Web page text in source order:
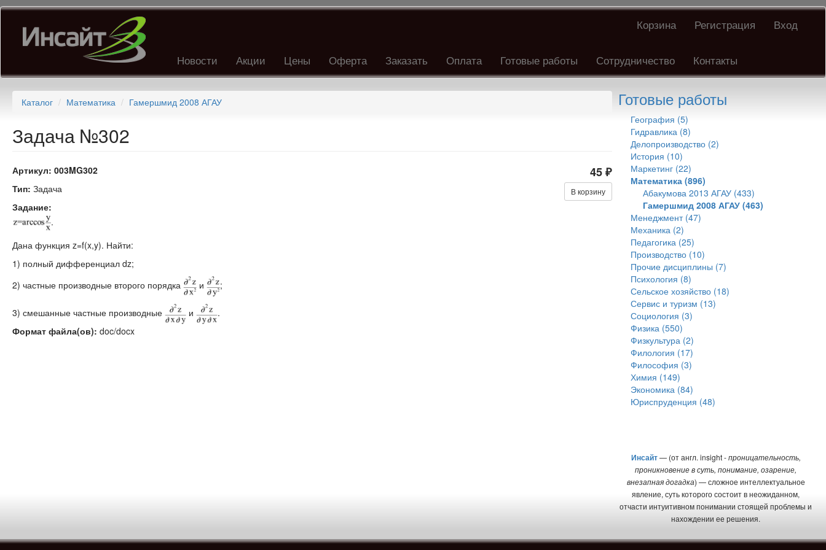
Перейти
основному
содержанию
Корзина Регистрация Вход
Новости Акции Цены Оферта Заказать Оплата Готовые работы Сотрудничество Контакты
Каталог Математика Гамершмид 2008 АГАУ
Задача №302
Артикул: 003MG302 45 ₽
В корзину
Тип: Задача
Задание:
.
Дана функция z=f(x,y). Найти:
1) полный дифференциал dz;
2) частные производные второго порядка
и ;
3) смешанные частные производные и
.
Формат файла(ов): doc/docx
Готовые работы
География (5)
Гидравлика (8)
Делопроизводство (2)
История (10)
Маркетинг (22)
Математика (896)
Абакумова 2013 АГАУ (433)
Гамершмид 2008 АГАУ (463)
Менеджмент (47)
Механика (2)
Педагогика (25)
Производство (10)
Прочие дисциплины (7)
Психология (8)
Сельское хозяйство (18)
Сервис и туризм (13)
Социология (3)
Физика (550)
Физкультура (2)
Филология (17)
Философия (3)
Химия (149)
Экономика (84)
Юриспруденция (48)
Инсайт— (от англ. insight -проницательность,
проникновение в суть, понимание, озарение,
внезапная догадка) — сложное интеллектуальное
явление, суть которого состоит в неожиданном,
отчасти интуитивном понимании стоящей проблемы и
нахождении ее решения.